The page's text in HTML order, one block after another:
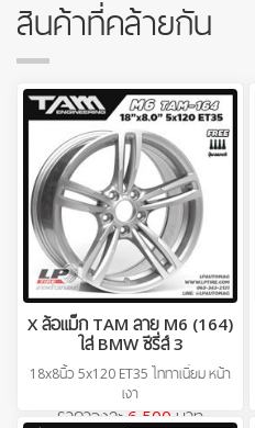
สินค้าที่คล้ายกัน
X ล้อแม็ก TAM ลาย M6 (164)
ใส่ BMW ซีรี่ส์ 3
18x8นิ้ว 5x120 ET35 ไททาเนี่ยม หน้า
เงา
ราคาวงละ 6,500 บาท